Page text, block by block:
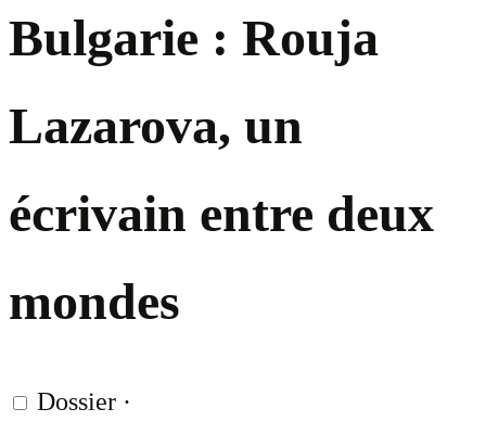
Bulgarie : Rouja
Lazarova, un
écrivain entre deux
mondes
Dossier ·